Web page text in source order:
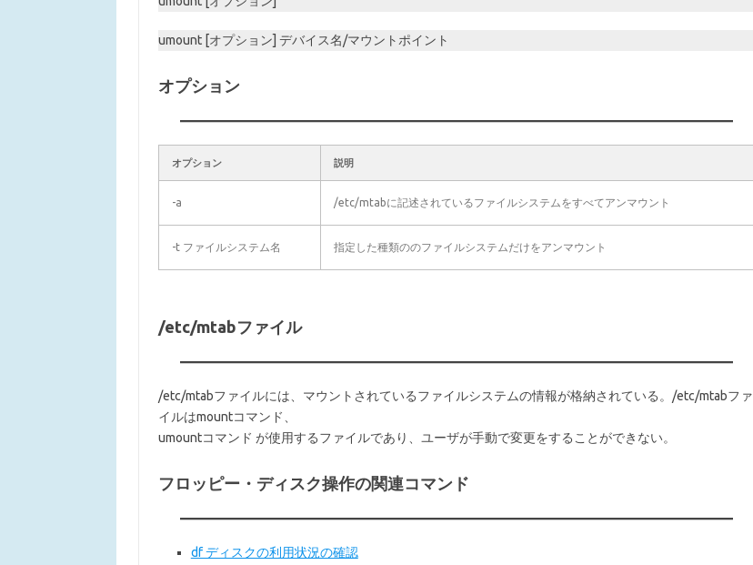
umount [オプション] デバイス名/マウントポイント
オプション
オプション 説明
-a /etc/mtabに記述されているファイルシステムをすべてアンマウント
-t ファイルシステム名 指定した種類ののファイルシステムだけをアンマウント
/etc/mtabファイル
/etc/mtabファイルには、マウントされているファイルシステムの情報が格納されている。/etc/mtabファ
イルはmountコマンド、
umountコマンド が使用するファイルであり、ユーザが手動で変更をすることができない。
フロッピー・ディスク操作の関連コマンド
df ディスクの利用状況の確認